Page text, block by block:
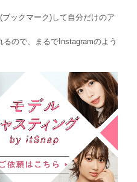
ックマーク)して自分だけのア
ので、まるでInstagramのよう